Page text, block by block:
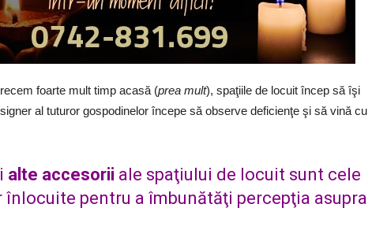
foarte mult timp acasă (prea mult), spaţiile de locuit încep să îşi
al tuturor gospodinelor începe să observe deficienţe şi să vină cu
alte accesorii ale spaţiului de locuit sunt cele
înlocuite pentru a îmbunătăţi percepţia asupra